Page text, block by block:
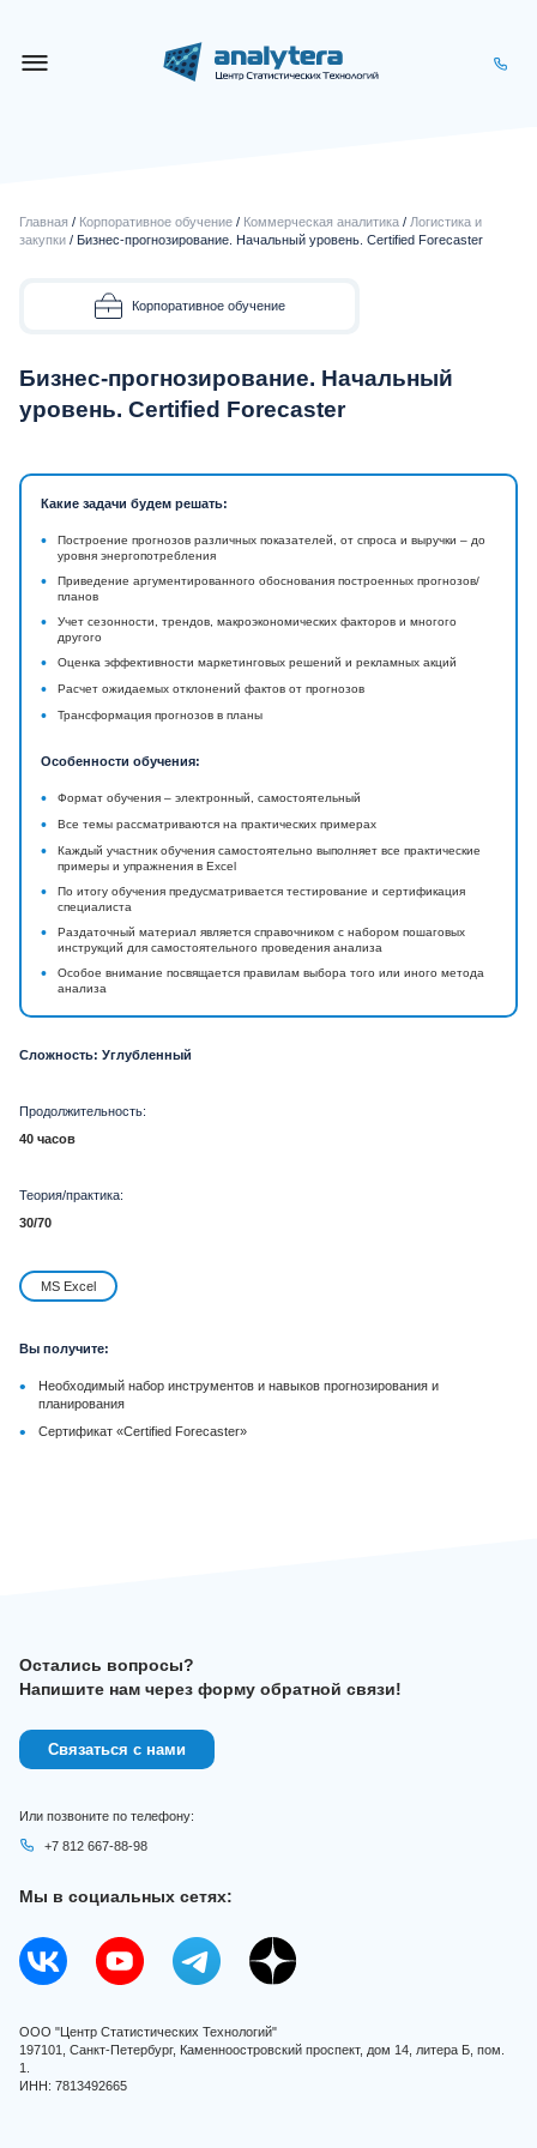
Главная / Корпоративное обучение / Коммерческая аналитика / Логистика и
закупки / Бизнес-прогнозирование. Начальный уровень. Certified Forecaster
Корпоративное обучение
Бизнес-прогнозирование. Начальный
уровень. Certified Forecaster
Какие задачи будем решать:
•
Построение прогнозов различных показателей, от спроса и выручки – до
уровня энергопотребления
•
Приведение аргументированного обоснования построенных прогнозов/
планов
•
Учет сезонности, трендов, макроэкономических факторов и многого
другого
• Оценка эффективности маркетинговых решений и рекламных акций
• Расчет ожидаемых отклонений фактов от прогнозов
• Трансформация прогнозов в планы
Особенности обучения:
• Формат обучения – электронный, самостоятельный
• Все темы рассматриваются на практических примерах
•
Каждый участник обучения самостоятельно выполняет все практические
примеры и упражнения в Excel
•
По итогу обучения предусматривается тестирование и сертификация
специалиста
•
Раздаточный материал является справочником с набором пошаговых
инструкций для самостоятельного проведения анализа
•
Особое внимание посвящается правилам выбора того или иного метода
анализа
Сложность: Углубленный
Продолжительность:
40 часов
Теория/практика:
30/70
MS Excel
Вы получите:
•
Необходимый набор инструментов и навыков прогнозирования и
планирования
• Сертификат «Certified Forecaster»
Остались вопросы?
Напишите нам через форму обратной связи!
Связаться с нами
Или позвоните по телефону:
+7 812 667-88-98
Мы в социальных сетях:
ООО "Центр Статистических Технологий"
197101, Санкт-Петербург, Каменноостровский проспект, дом 14, литера Б, пом.
1.
ИНН: 7813492665